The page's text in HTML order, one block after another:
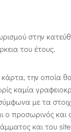
στην
του έτους.
την οποία
καμία
με τα
προσωρινός και
και του